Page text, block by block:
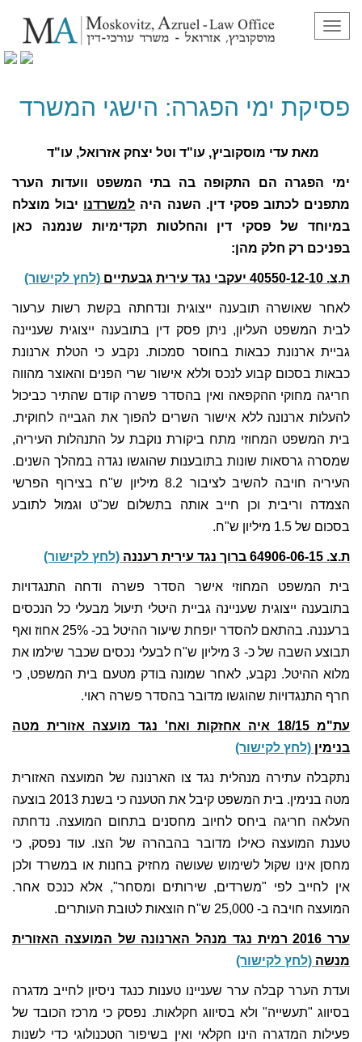
תפריט
פסיקת ימי הפגרה: הישגי המשרד
פסיקת ימי הפגרה: הישגי המשרד
מאת עדי מוסקוביץ, עו"ד וטל יצחק אזרואל, עו"ד
ימי הפגרה הם התקופה בה בתי המשפט וועדות הערר
מתפנים לכתוב פסקי דין. השנה היה למשרדנו יבול מוצלח
במיוחד של פסקי דין והחלטות תקדימיות שנמנה כאן
בפניכם רק חלק מהן:
ת.צ. 40550-12-10 יעקבי נגד עירית גבעתיים (לחץ לקישור)
לאחר שאושרה תובענה ייצוגית ונדחתה בקשת רשות ערעור
לבית המשפט העליון, ניתן פסק דין בתובענה ייצוגית שעניינה
גביית ארנונת כבאות בחוסר סמכות. נקבע כי הטלת ארנונת
כבאות בסכום קבוע לנכס וללא אישור שרי הפנים והאוצר מהווה
חריגה מחוקי ההקפאה ואין בהסדר פשרה קודם שהתיר כביכול
להעלות ארנונה ללא אישור השרים להפוך את הגבייה לחוקית.
בית המשפט המחוזי מתח ביקורת נוקבת על התנהלות העיריה,
שמסרה גרסאות שונות בתובענות שהוגשו נגדה במהלך השנים.
העיריה חויבה להשיב לציבור 8.2 מיליון ש"ח בצירוף הפרשי
הצמדה וריבית וכן חייב אותה בתשלום שכ"ט וגמול לתובע
בסכום של 1.5 מיליון ש"ח.
ת.צ. 64906-06-15 ברוך נגד עירית רעננה (לחץ לקישור)
בית המשפט המחוזי אישר הסדר פשרה ודחה התנגדויות
בתובענה ייצוגית שעניינה גביית היטלי תיעול מבעלי כל הנכסים
ברעננה. בהתאם להסדר יופחת שיעור ההיטל בכ- 25% אחוז ואף
תבוצע השבה של כ- 3 מיליון ש"ח לבעלי נכסים שכבר שילמו את
מלוא ההיטל. נקבע, לאחר שמונה בודק מטעם בית המשפט, כי
חרף התנגדויות שהוגשו מדובר בהסדר פשרה ראוי.
עת"מ 18/15 איה אחזקות ואח' נגד מועצה אזורית מטה
בנימין (לחץ לקישור)
נתקבלה עתירה מנהלית נגד צו הארנונה של המועצה האזורית
מטה בנימין. בית המשפט קיבל את הטענה כי בשנת 2013 בוצעה
העלאה חריגה ביחס לחיוב מחסנים בתחום המועצה. נדחתה
טענת המועצה כאילו מדובר בהבהרה של הצו. עוד נפסק, כי
מחסן אינו שקול לשימוש שעושה מחזיק בחנות או במשרד ולכן
אין לחייב לפי "משרדים, שירותים ומסחר", אלא כנכס אחר.
המועצה חויבה ב- 25,000 ש"ח הוצאות לטובת העותרים.
ערר 2016 רמית נגד מנהל הארנונה של המועצה האזורית
מנשה (לחץ לקישור)
ועדת הערר קבלה ערר שעניינו טענות כנגד ניסיון לחייב מדגרה
בסיווג "תעשייה" ולא בסיווג חקלאות. נפסק כי מרכז הכובד של
פעילות המדגרה הינו חקלאי ואין בשיפור הטכנולוגי כדי לשנות